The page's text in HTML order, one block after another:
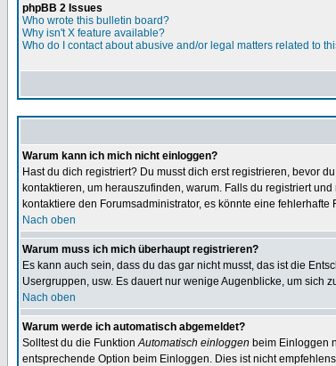
phpBB 2 Issues
Who wrote this bulletin board?
Why isn't X feature available?
Who do I contact about abusive and/or legal matters related to
Warum kann ich mich nicht einloggen?
Hast du dich registriert? Du musst dich erst registrieren, bevor
kontaktieren, um herauszufinden, warum. Falls du registriert
kontaktiere den Forumsadministrator, es könnte eine
Nach oben
Warum muss ich mich überhaupt registrieren?
Es kann auch sein, dass du das gar nicht musst, das ist die
Usergruppen, usw. Es dauert nur wenige Augenblicke, um sich
Nach oben
Warum werde ich automatisch abgemeldet?
Solltest du die FunktionAutomatisch einloggen beim Einloggen
entsprechende Option beim Einloggen. Dies ist nicht